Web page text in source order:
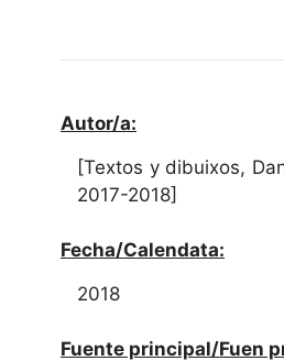
Autor/a:
[Textos y dibuixos,
2017-2018]
Fecha/Calendata:
2018
Fuente principal/Fuen